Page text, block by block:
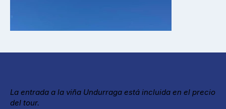
La entrada a la viña Undurraga está incluida en el precio
del tour.